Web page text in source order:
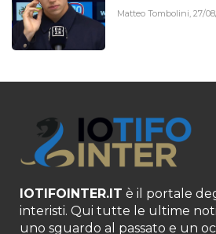
Matteo Tombolini,27/
IOTIFOINTER.IT è il portale
interisti. Qui tutte le ultime
uno sguardo al passato e un